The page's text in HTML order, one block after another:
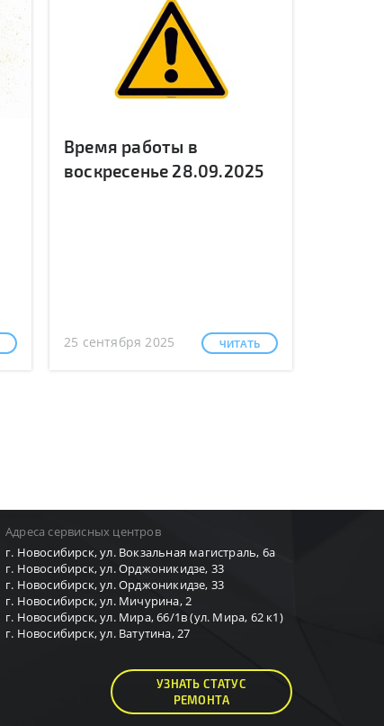
Время работы в
воскресенье 28.09.2025
25 сентября 2025 ЧИТАТЬ
Адреса сервисных центров
г. Новосибирск,ул. Вокзальная магистраль, 6а
г. Новосибирск,ул. Орджоникидзе, 33
г. Новосибирск,ул. Орджоникидзе, 33
г. Новосибирск,ул. Мичурина, 2
г. Новосибирск,ул. Мира, 66/1в (ул. Мира, 62 к1)
г. Новосибирск,ул. Ватутина, 27
УЗНАТЬ СТАТУС
РЕМОНТА